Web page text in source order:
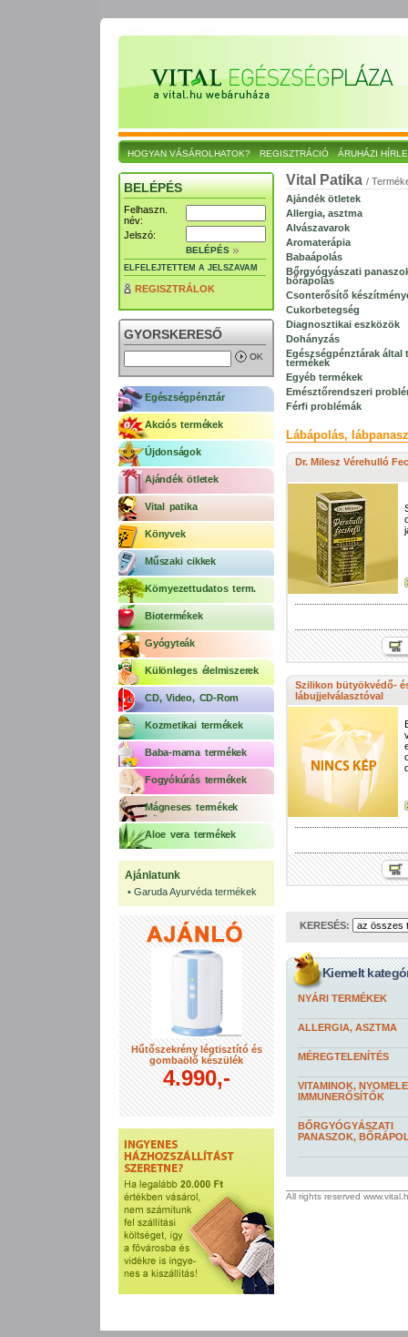
HOGYAN VÁSÁROLHATOK? REGISZTRÁCIÓ ÁRUHÁZI
BELÉPÉS
Felhaszn.
név:
Jelszó:
BELÉPÉS
ELFELEJTETTEM A JELSZAVAM
REGISZTRÁLOK
GYORSKERESŐ
Egészségpénztár
Akciós termékek
Újdonságok
Ajándék ötletek
Vital patika
Könyvek
Műszaki cikkek
Környezettudatos term.
Biotermékek
Gyógyteák
Különleges élelmiszerek
CD, Video, CD-Rom
Kozmetikai termékek
Baba-mama termékek
Fogyókúrás termékek
Mágneses termékek
Aloe vera termékek
Ajánlatunk
• Garuda Ayurvéda termékek
Hűtőszekrény légtisztító és
gombaölő készülék
4.990,-
Vital Patika /
Ajándék ötletek
Allergia, asztma
Alvászavarok
Aromaterápia
Babaápolás
Bőrgyógyászati
bőrápolás
Csonterősítő
Cukorbetegség
Diagnosztikai eszközök
Dohányzás
Egészségpénztárak által
termékek
Egyéb termékek
Emésztőrendszeri
Férfi problémák
Lábápolás,
Dr. Milesz Vérehulló
Szilikon bütyökvédő-
lábujjelválasztóval
KERESÉS:
Kiemelt
NYÁRI TERMÉKEK
ALLERGIA, ASZTMA
MÉREGTELENÍTÉS
VITAMINOK,
IMMUNERŐSÍTŐK
BŐRGYÓGYÁSZATI
PANASZOK,
All rights reserved